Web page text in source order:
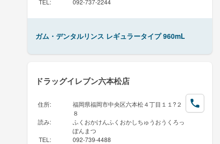
ガム・デンタルリンス レギュラータイプ 960mL
ドラッグイレブン六本松店
住所:
福岡県福岡市中央区六本松４丁目１１?２
８
読み:
ふくおかけんふくおかしちゅうおうくろっ
ぽんまつ
TEL : 092-739-4488